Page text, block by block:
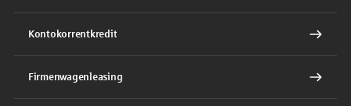
Kontokorrentkredit
Firmenwagenleasing